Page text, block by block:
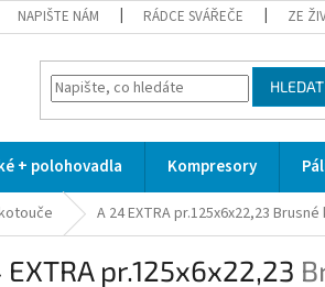
NAPIŠTE NÁM RÁDCE SVÁŘEČE ZE
HLEDAT
+ polohovadla Kompresory
A 24 EXTRA pr.125x6x22,23
EXTRA pr.125x6x22,23